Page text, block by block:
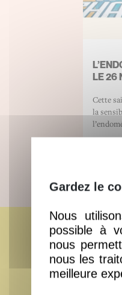
LE 26
Cette
la
Gardez le
Nous
possible à
nous
nous les
meilleure